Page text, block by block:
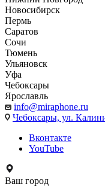
Новосибирск
Пермь
Саратов
Сочи
Тюмень
Ульяновск
Уфа
Чебоксары
Ярославль
info@miraphone.ru
Чебоксары, ул.
Вконтакте
YouTube
Ваш город